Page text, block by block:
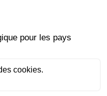
à jamais. »
trois mois,